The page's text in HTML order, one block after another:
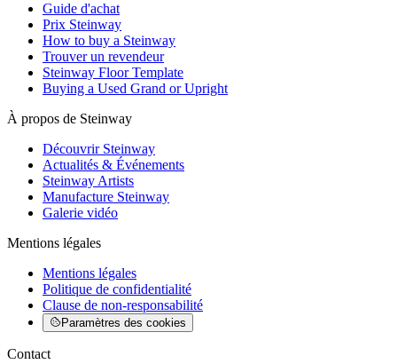
Guide d'achat
Prix Steinway
How to buy a Steinway
Trouver un revendeur
Steinway Floor Template
Buying a Used Grand or Upright
À propos de Steinway
Découvrir Steinway
Actualités & Événements
Steinway Artists
Manufacture Steinway
Galerie vidéo
Mentions légales
Mentions légales
Politique de confidentialité
Clause de non-responsabilité
Paramètres des cookies
Contact